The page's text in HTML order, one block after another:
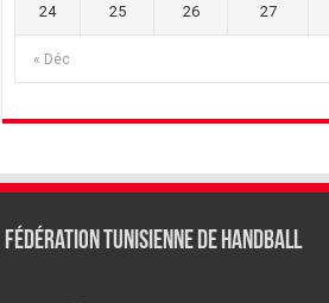
« Déc
24 25 26 27
Fédération tunisienne de Handball